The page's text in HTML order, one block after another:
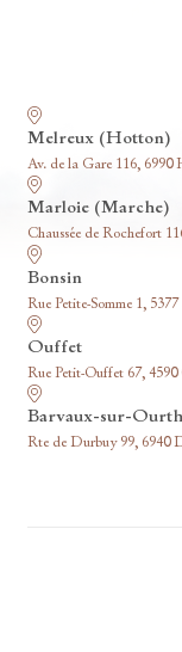
Melreux (Hotton)
Av. de la Gare 116, 6990
Marloie (Marche)
Chaussée de Rochefort
Bonsin
Rue Petite-Somme 1,
Ouffet
Rue Petit-Ouffet 67,
Barvaux-sur-
Rte de Durbuy 99, 6940